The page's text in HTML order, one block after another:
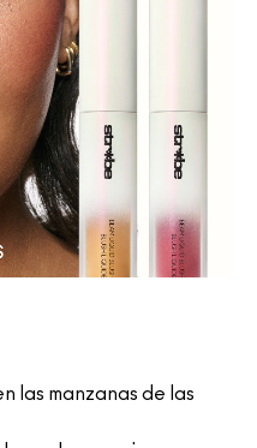
las manzanas de las